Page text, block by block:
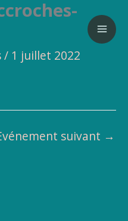
/ 1 juillet 2022
suivant →